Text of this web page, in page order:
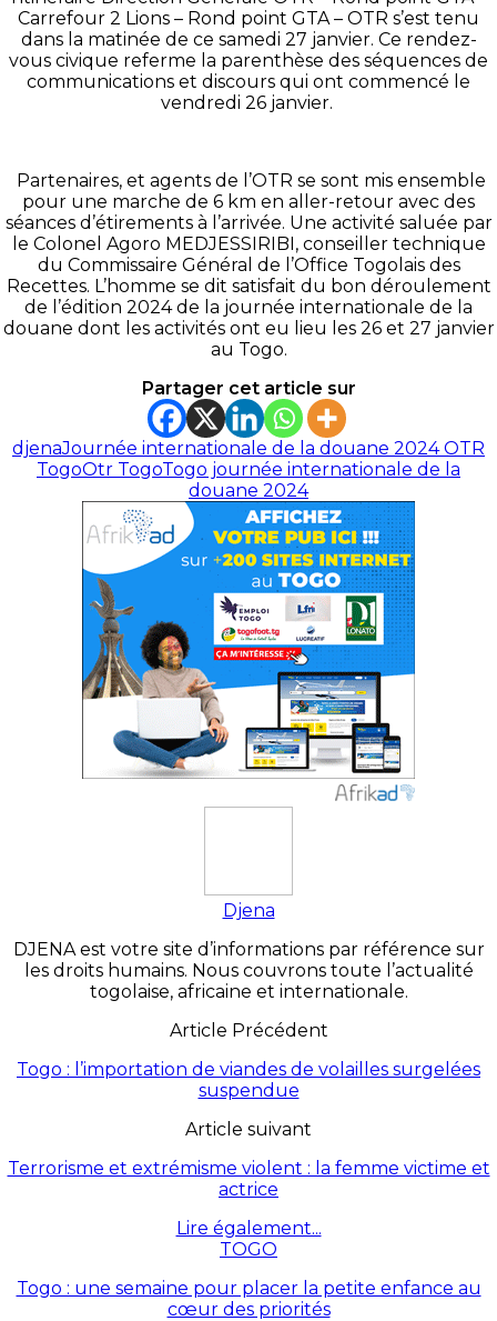
Carrefour 2 Lions – Rond point GTA – OTR s’est tenu
dans la matinée de ce samedi 27 janvier. Ce rendez-
vous civique referme la parenthèse des séquences de
communications et discours qui ont commencé le
vendredi 26 janvier.
Partenaires, et agents de l’OTR se sont mis ensemble
pour une marche de 6 km en aller-retour avec des
séances d’étirements à l’arrivée. Une activité saluée par
le Colonel Agoro MEDJESSIRIBI, conseiller technique
du Commissaire Général de l’Office Togolais des
Recettes. L’homme se dit satisfait du bon déroulement
de l’édition 2024 de la journée internationale de la
douane dont les activités ont eu lieu les 26 et 27 janvier
au Togo.
Partager cet article sur
djenaJournée internationale de la douane 2024 OTR
TogoOtr TogoTogo journée internationale de la
douane 2024
Djena
DJENA est votre site d’informations par référence sur
les droits humains. Nous couvrons toute l’actualité
togolaise, africaine et internationale.
Article Précédent
Togo : l’importation de viandes de volailles surgelées
suspendue
Article suivant
Terrorisme et extrémisme violent : la femme victime et
actrice
Lire également...
TOGO
Togo : une semaine pour placer la petite enfance au
cœur des priorités